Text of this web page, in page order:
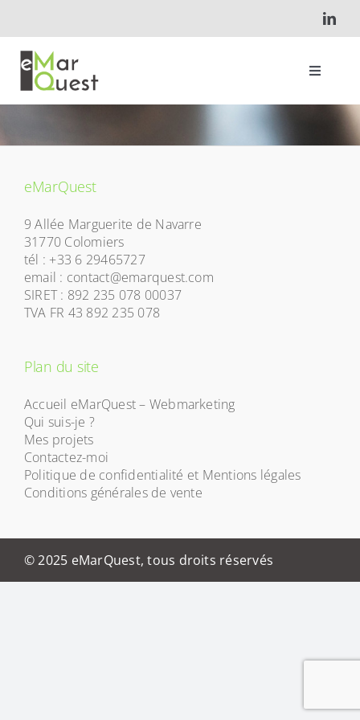
Toggle
Qui suis-je ?
Projets
Contact
eMarQuest
9 Allée Marguerite de Navarre
31770 Colomiers
tél : +33 6 29465727
email : contact@emarquest.com
SIRET : 892 235 078 00037
TVA FR 43 892 235 078
Plan du site
Accueil eMarQuest – Webmarketing
Qui suis-je ?
Mes projets
Contactez-moi
Politique de confidentialité et Mentions légales
Conditions générales de vente
© 2025 eMarQuest, tous droits réservés